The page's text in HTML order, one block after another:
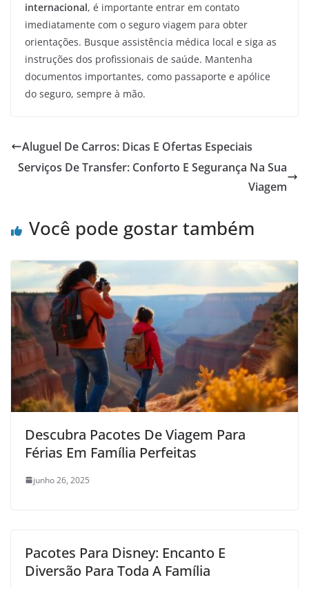
internacional, é importante entrar em contato
imediatamente com o seguro viagem para obter
orientações. Busque assistência médica local e siga as
instruções dos profissionais de saúde. Mantenha
documentos importantes, como passaporte e apólice
do seguro, sempre à mão.
Aluguel De Carros: Dicas E Ofertas Especiais
Serviços De Transfer: Conforto E Segurança Na Sua
Viagem
Você pode gostar também
Descubra Pacotes De Viagem Para
Férias Em Família Perfeitas
junho 26, 2025
Pacotes Para Disney: Encanto E
Diversão Para Toda A Família